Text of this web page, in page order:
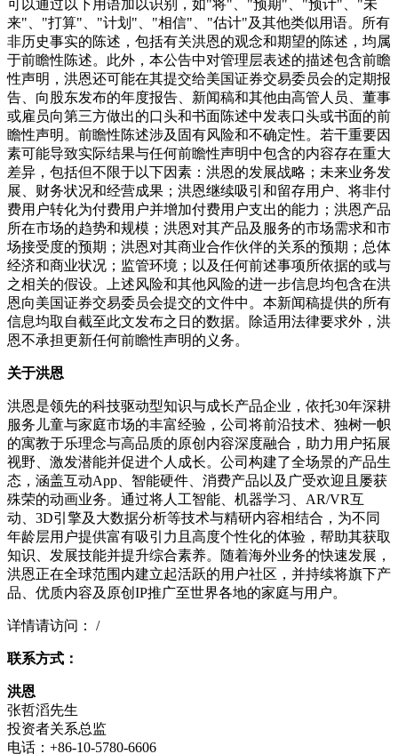
可以通过以下用语加以识别，如"将"、"预期"、"预计"、"未
来"、"打算"、"计划"、"相信"、"估计"及其他类似用语。所有
非历史事实的陈述，包括有关洪恩的观念和期望的陈述，均属
于前瞻性陈述。此外，本公告中对管理层表述的描述包含前瞻
性声明，洪恩还可能在其提交给美国证券交易委员会的定期报
告、向股东发布的年度报告、新闻稿和其他由高管人员、董事
或雇员向第三方做出的口头和书面陈述中发表口头或书面的前
瞻性声明。前瞻性陈述涉及固有风险和不确定性。若干重要因
素可能导致实际结果与任何前瞻性声明中包含的内容存在重大
差异，包括但不限于以下因素：洪恩的发展战略；未来业务发
展、财务状况和经营成果；洪恩继续吸引和留存用户、将非付
费用户转化为付费用户并增加付费用户支出的能力；洪恩产品
所在市场的趋势和规模；洪恩对其产品及服务的市场需求和市
场接受度的预期；洪恩对其商业合作伙伴的关系的预期；总体
经济和商业状况；监管环境；以及任何前述事项所依据的或与
之相关的假设。上述风险和其他风险的进一步信息均包含在洪
恩向美国证券交易委员会提交的文件中。本新闻稿提供的所有
信息均取自截至此文发布之日的数据。除适用法律要求外，洪
恩不承担更新任何前瞻性声明的义务。
关于洪恩
洪恩是领先的科技驱动型知识与成长产品企业，依托30年深耕
服务儿童与家庭市场的丰富经验，公司将前沿技术、独树一帜
的寓教于乐理念与高品质的原创内容深度融合，助力用户拓展
视野、激发潜能并促进个人成长。公司构建了全场景的产品生
态，涵盖互动App、智能硬件、消费产品以及广受欢迎且屡获
殊荣的动画业务。通过将人工智能、机器学习、AR/VR互
动、3D引擎及大数据分析等技术与精研内容相结合，为不同
年龄层用户提供富有吸引力且高度个性化的体验，帮助其获取
知识、发展技能并提升综合素养。随着海外业务的快速发展，
洪恩正在全球范围内建立起活跃的用户社区，并持续将旗下产
品、优质内容及原创IP推广至世界各地的家庭与用户。
详情请访问： /
联系方式：
洪恩
张哲滔先生
投资者关系总监
电话：+86-10-5780-6606